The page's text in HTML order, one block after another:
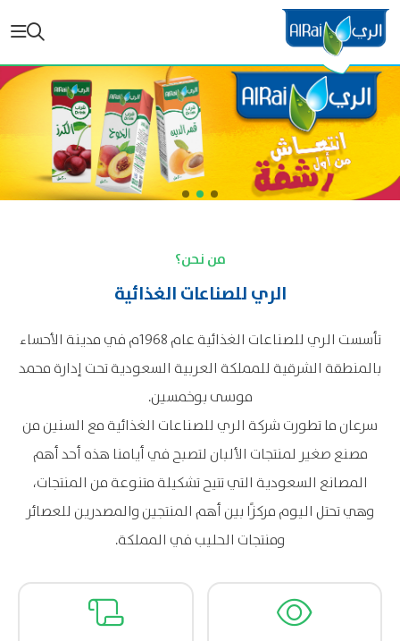
من نحن؟
الري للصناعات الغذائية
تأسست الري للصناعات الغذائية عام 1968م في مدينة الأحساء
بالمنطقة الشرقية للمملكة العربية السعودية تحت إدارة محمد
موسى بوخمسين.
سرعان ما تطورت شركة الري للصناعات الغذائية مع السنين من
مصنع صغير لمنتجات الألبان لتصبح في أيامنا هذه أحد أهم
المصانع السعودية التي تتيح تشكيلة متنوعة من المنتجات،
وهي تحتل اليوم مركزًا بين أهم المنتجين والمصدرين للعصائر
ومنتجات الحليب في المملكة.